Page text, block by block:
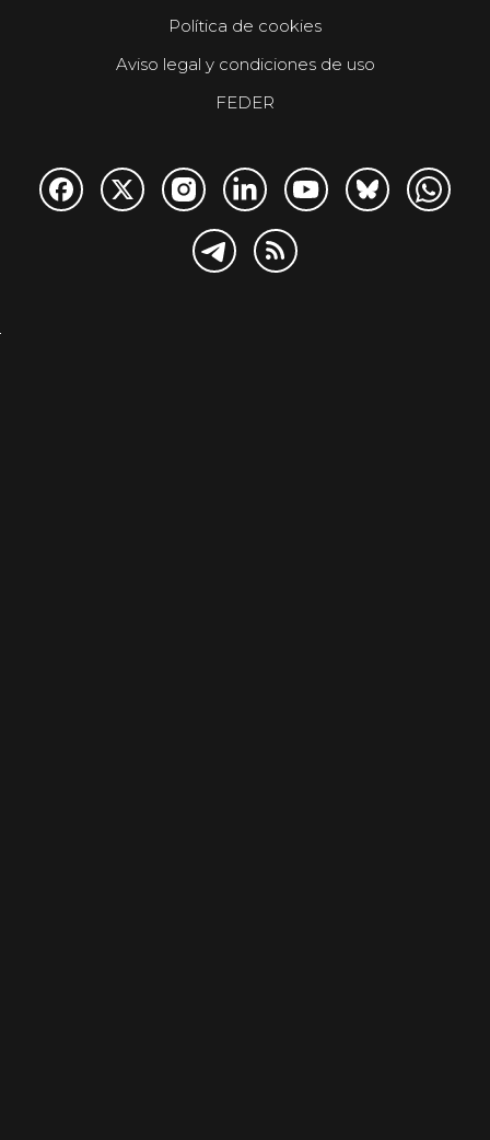
Política de cookies
Aviso legal y condiciones de uso
FEDER